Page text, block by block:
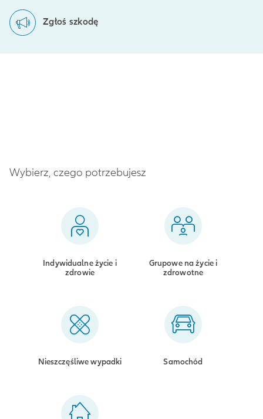
Zgłoś szkodę
Wybierz, czego potrzebujesz
Indywidualne życie i
zdrowie
Grupowe na życie i
zdrowotne
Nieszczęśliwe wypadki Samochód